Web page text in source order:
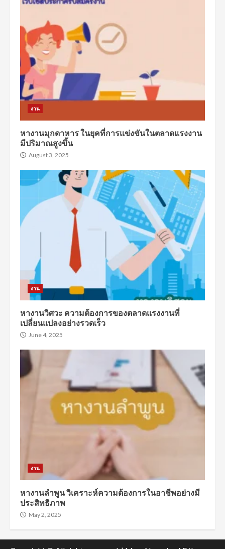
งาน
หางานมุกดาหาร ในยุคที่การแข่งขันในตลาดแรงงาน
มีปริมาณสูงขึ้น
August 3, 2025
งาน
หางานวิศวะ ความต้องการของตลาดแรงงานที่
เปลี่ยนแปลงอย่างรวดเร็ว
June 4, 2025
งาน
หางานลำพูน วิเคราะห์ความต้องการในอาชีพอย่างมี
ประสิทธิภาพ
May 2, 2025